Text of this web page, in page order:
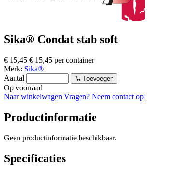
Sika® Condat stab soft
€ 15,45 € 15,45 per container
Merk: Sika®
Aantal
Toevoegen
Op voorraad
Naar winkelwagen Vragen? Neem contact op!
Productinformatie
Geen productinformatie beschikbaar.
Specificaties